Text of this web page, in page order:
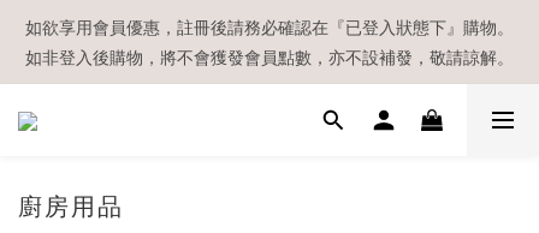
【現貨區】內款式均為在港現貨，現貨區以外的所有貨品都需要訂
貨喔！
如欲享用會員優惠，註冊後請務必確認在『已登入狀態下』購物。
如非登入後購物，將不會獲發會員點數，亦不設補發，敬請諒解。
溫馨提示：所有順豐快遞／本地及國際郵遞寄出後，本店只會以電
【現貨區】內款式均為在港現貨，現貨區以外的所有貨品都需要訂
廚房用品